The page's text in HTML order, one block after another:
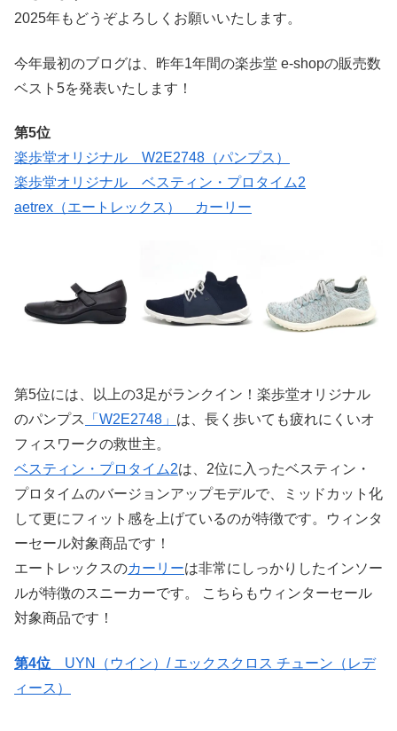
2025年もどうぞよろしくお願いいたします。
今年最初のブログは、昨年1年間の楽歩堂 e-shopの販売数
ベスト5を発表いたします！
第5位
楽歩堂オリジナル W2E2748（パンプス）
楽歩堂オリジナル ベスティン・プロタイム2
aetrex（エートレックス） カーリー
第5位には、以上の3足がランクイン！楽歩堂オリジナル
のパンプス
「W2E2748」 は、長く歩いても疲れにくいオ
フィスワークの救世主。
ベスティン・プロタイム2は、2位に入ったベスティン・
プロタイムのバージョンアップモデルで、ミッドカット化
して更にフィット感を上げているのが特徴です。ウィンタ
ーセール対象商品です！
エートレックスのカーリーは非常にしっかりしたインソー
ルが特徴のスニーカーです。 こちらもウィンターセール
対象商品です！
第4位 UYN（ウイン）/ エックスクロス チューン（レデ
ィース）